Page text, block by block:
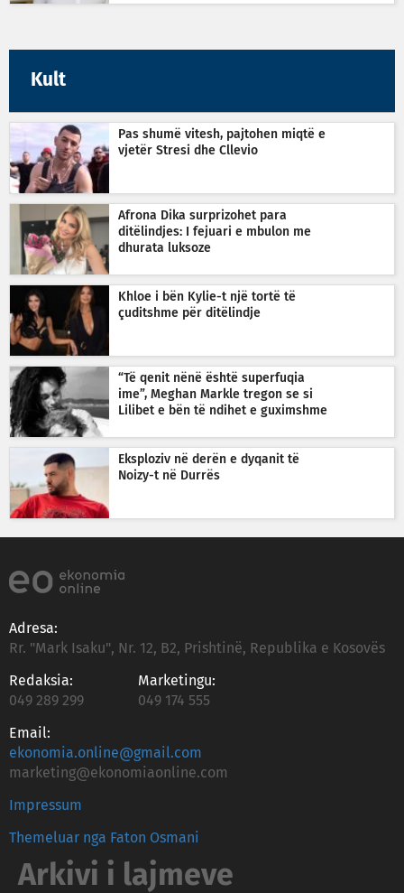
Kult
Pas shumë vitesh, pajtohen miqtë e
vjetër Stresi dhe Cllevio
Afrona Dika surprizohet para
ditëlindjes: I fejuari e mbulon me
dhurata luksoze
Khloe i bën Kylie-t një tortë të
çuditshme për ditëlindje
“Të qenit nënë është superfuqia
ime”, Meghan Markle tregon se si
Lilibet e bën të ndihet e guximshme
Eksploziv në derën e dyqanit të
Noizy-t në Durrës
Adresa:
Rr. "Mark Isaku", Nr. 12, B2, Prishtinë, Republika e Kosovës
Redaksia:
049 289 299
Marketingu:
049 174 555
Email:
ekonomia.online@gmail.com
marketing@ekonomiaonline.com
Impressum
Themeluar nga Faton Osmani
Arkivi i lajmeve